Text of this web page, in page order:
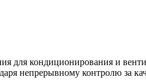
для кондиционирования и
непрерывному контролю за